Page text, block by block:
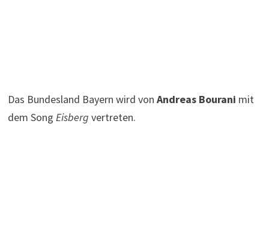
Das Bundesland Bayern wird von Andreas Bourani mit
dem Song Eisberg vertreten.